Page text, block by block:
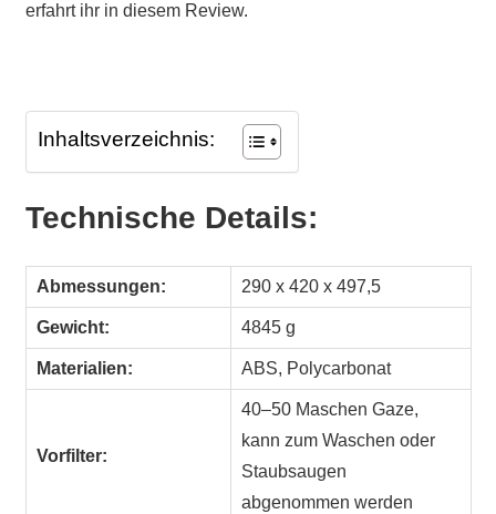
erfahrt ihr in diesem Review.
Inhaltsverzeichnis:
Technische Details:
Abmessungen: 290 x 420 x 497,5
Gewicht: 4845 g
Materialien: ABS, Polycarbonat
Vorfilter:
40–50 Maschen Gaze,
kann zum Waschen oder
Staubsaugen
abgenommen werden